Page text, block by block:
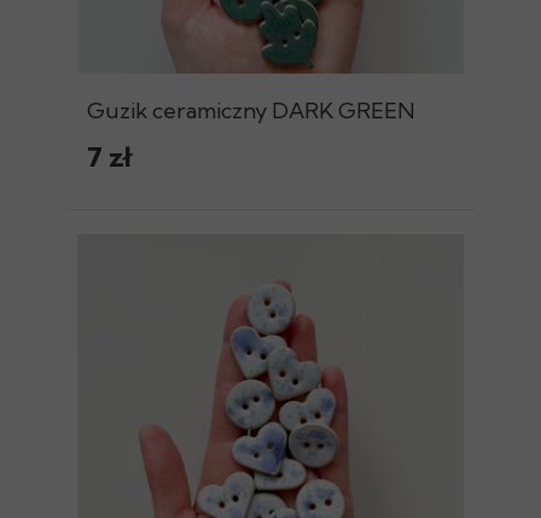
Guzik ceramiczny DARK GREEN
7 zł